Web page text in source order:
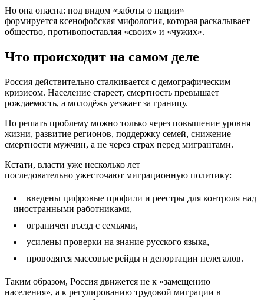
Но она опасна: под видом «заботы о нации»
формируется ксенофобская мифология, которая раскалывает
общество, противопоставляя «своих» и «чужих».
Что происходит на самом деле
Россия действительно сталкивается с демографическим
кризисом. Население стареет, смертность превышает
рождаемость, а молодёжь уезжает за границу.
Но решать проблему можно только через повышение уровня
жизни, развитие регионов, поддержку семей, снижение
смертности мужчин, а не через страх перед мигрантами.
Кстати, власти уже несколько лет
последовательно ужесточают миграционную политику:
введены цифровые профили и реестры для контроля над
иностранными работниками,
ограничен въезд с семьями,
усилены проверки на знание русского языка,
проводятся массовые рейды и депортации нелегалов.
Таким образом, Россия движется не к «замещению
населения», а к регулированию трудовой миграции в